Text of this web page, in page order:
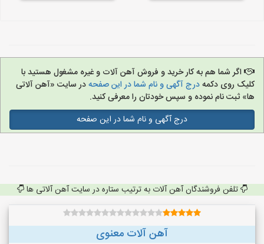
اگر شما هم به کار خرید و فروش آهن آلات و غیره مشغول هستید با
کلیک روی دکمهدرج آگهی و نام شما در این صفحهدر سایت «آهن آلاتی
ها» ثبت نام نموده و سپس خودتان را معرفی کنید.
درج آگهی و نام شما در این صفحه
تلفن فروشندگان آهن آلات به ترتیب ستاره در سایت آهن آلاتی ها
آهن آلات معنوی